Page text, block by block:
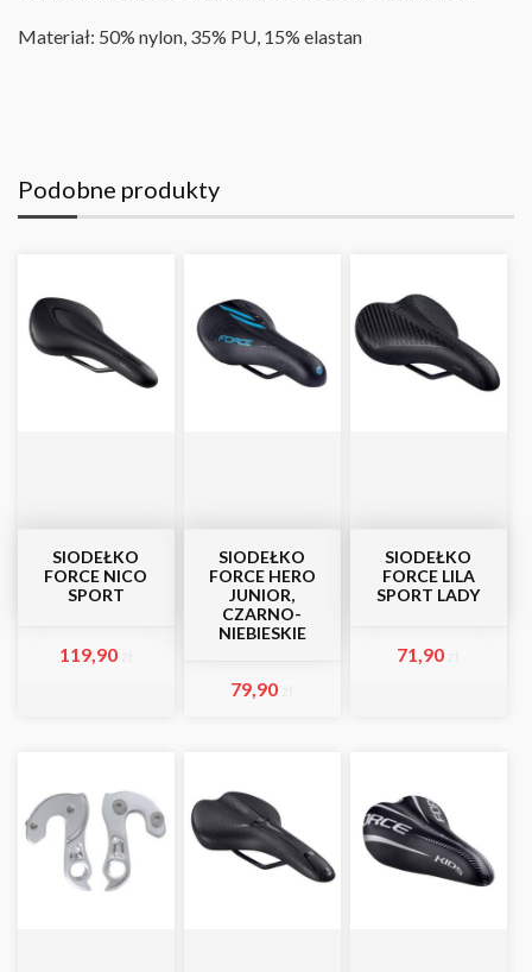
Materiał: 50% nylon, 35% PU, 15% elastan
Podobne produkty
SIODEŁKO
FORCE NICO
SPORT
119,90
SIODEŁKO
FORCE HERO
JUNIOR,
CZARNO-
NIEBIESKIE
79,90
SIODEŁKO
FORCE LILA
SPORT LADY
71,90